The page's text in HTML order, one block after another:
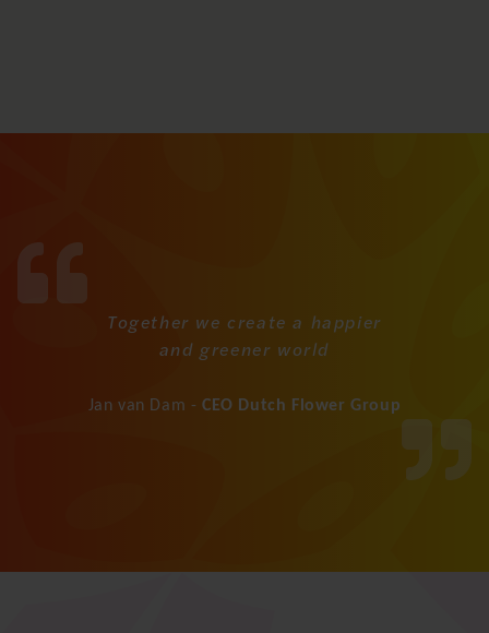
Together we create a happier
and greener world
Jan van Dam -CEO Dutch Flower Group